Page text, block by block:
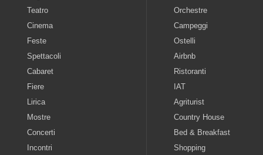
Teatro
Cinema
Feste
Spettacoli
Cabaret
Fiere
Lirica
Mostre
Concerti
Incontri
Orchestre
Campeggi
Ostelli
Airbnb
Ristoranti
IAT
Agriturist
Country House
Bed & Breakfast
Shopping